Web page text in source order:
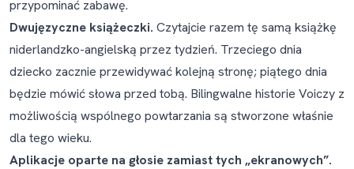
przypominać zabawę.
Dwujęzyczne książeczki. Czytajcie razem tę samą książkę
niderlandzko-angielską przez tydzień. Trzeciego dnia
dziecko zacznie przewidywać kolejną stronę; piątego dnia
będzie mówić słowa przed tobą. Bilingwalne historie Voiczy z
możliwością wspólnego powtarzania są stworzone właśnie
dla tego wieku.
Aplikacje oparte na głosie zamiast tych „ekranowych”.